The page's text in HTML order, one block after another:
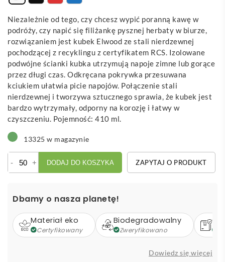
Niezależnie od tego, czy chcesz wypić poranną kawę w
podróży, czy napić się filiżankę pysznej herbaty w biurze,
rozwiązaniem jest kubek Elwood ze stali nierdzewnej
pochodzącej z recyklingu z certyfikatem RCS. Izolowane
podwójne ścianki kubka utrzymują napoje zimne lub gorące
przez długi czas. Odkręcana pokrywka przesuwana
kciukiem ułatwia picie napojów. Połączenie stali
nierdzewnej i tworzywa sztucznego sprawia, że kubek jest
bardzo wytrzymały, odporny na korozję i łatwy w
czyszczeniu. Pojemność: 410 ml.
13325 w magazynie
-
Elwood
pojemności
410
ml
+ DODAJ DO KOSZYKA ZAPYTAJ O PRODUKT
Dbamy o nasza planetę!
Materiał eko
Certyfikowany
Biodegradowalny
Zweryfikowano
Dowiedz się więcej